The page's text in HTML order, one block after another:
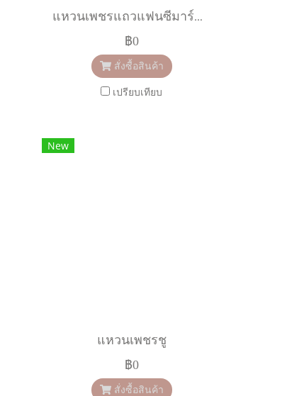
฿0
สั่งซื้อสินค้า
เปรียบเทียบ
New
แหวนเพชรชู
฿0
สั่งซื้อสินค้า